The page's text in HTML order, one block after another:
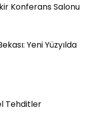
Konferans Salonu
Yeni Yüzyılda
Tehditler